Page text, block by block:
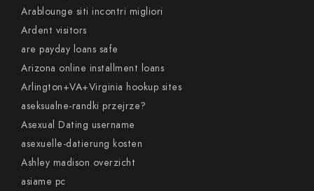
Arablounge siti incontri migliori
Ardent visitors
are payday loans safe
Arizona online installment loans
Arlington+VA+Virginia hookup sites
aseksualne-randki przejrze?
Asexual Dating username
asexuelle-datierung kosten
Ashley madison overzicht
asiame pc